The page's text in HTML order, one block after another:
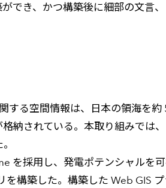
でき、かつ構築後に細部の文
する空間情報は、日本の領海を
納されている。本取り組みでは
を採用し、発電ポテンシャルを
構築した。構築した Web GIS